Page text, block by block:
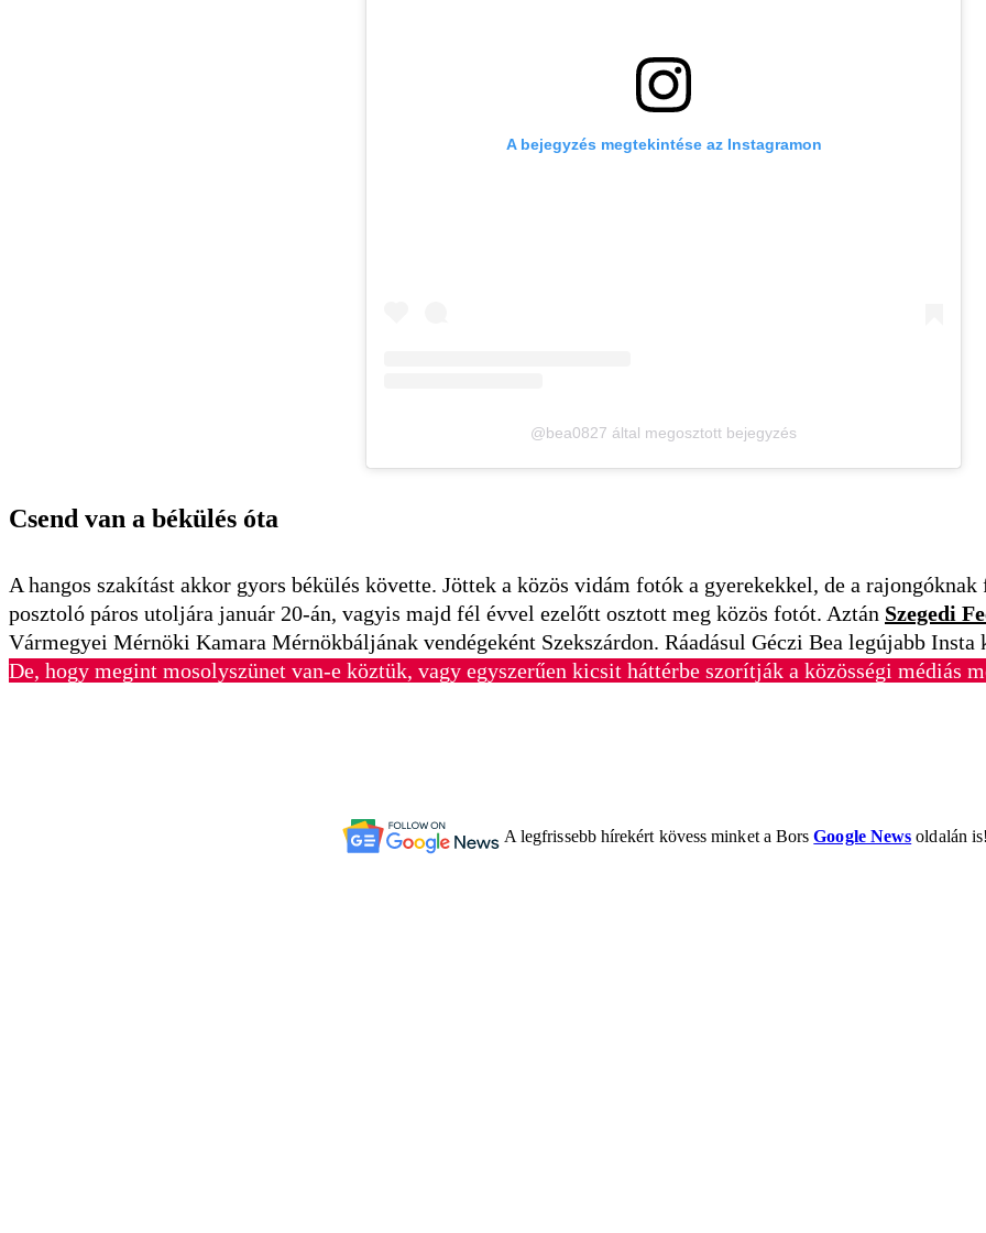
A bejegyzés megtekintése az Instagramon
@bea0827 által megosztott bejegyzés
Csend van a békülés óta
A hangos szakítást akkor gyors békülés követte. Jöttek a közös vidám fotók a gyerekekkel, de a
posztoló páros utoljára január 20-án, vagyis majd fél évvel ezelőtt osztott meg közös fotót. Aztán Szegedi
Vármegyei Mérnöki Kamara Mérnökbáljának vendégeként Szekszárdon. Ráadásul Géczi Bea legújabb Insta
De, hogy megint mosolyszünet van-e köztük, vagy egyszerűen kicsit háttérbe szorítják a közösségi médiás
A legfrissebb hírekért kövess minket a BorsGoogle News oldalán is!